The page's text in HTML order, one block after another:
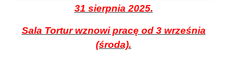
31 sierpnia 2025.
Sala Tortur wznowi pracę od 3 września
(środa).